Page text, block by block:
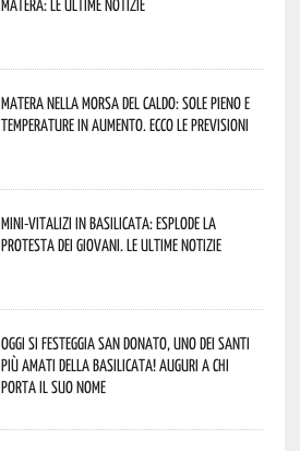
Matera: le ultime notizie
Matera nella morsa del caldo: sole pieno e
temperature in aumento. Ecco le previsioni
Mini-vitalizi in Basilicata: esplode la
protesta dei giovani. Le ultime notizie
Oggi si festeggia San Donato, uno dei Santi
più amati della Basilicata! Auguri a chi
porta il suo nome